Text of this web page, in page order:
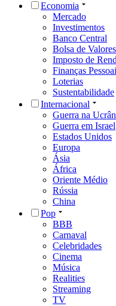
Economia
Mercado
Investimentos
Banco Central
Bolsa de Valores
Imposto de
Finanças
Loterias
Sustentabilidade
Internacional
Guerra na
Guerra em Israel
Estados Unidos
Europa
Ásia
África
Oriente Médio
Rússia
China
Pop
BBB
Carnaval
Celebridades
Cinema
Música
Realities
Streaming
TV